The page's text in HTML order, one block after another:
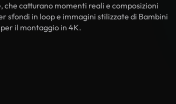
catturano momenti reali e composizioni
sfondi in loop e immagini stilizzate di Bambini
il montaggio in 4K.